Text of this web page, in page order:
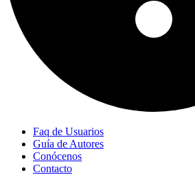
Faq de Usuarios
Guía de Autores
Conócenos
Contacto